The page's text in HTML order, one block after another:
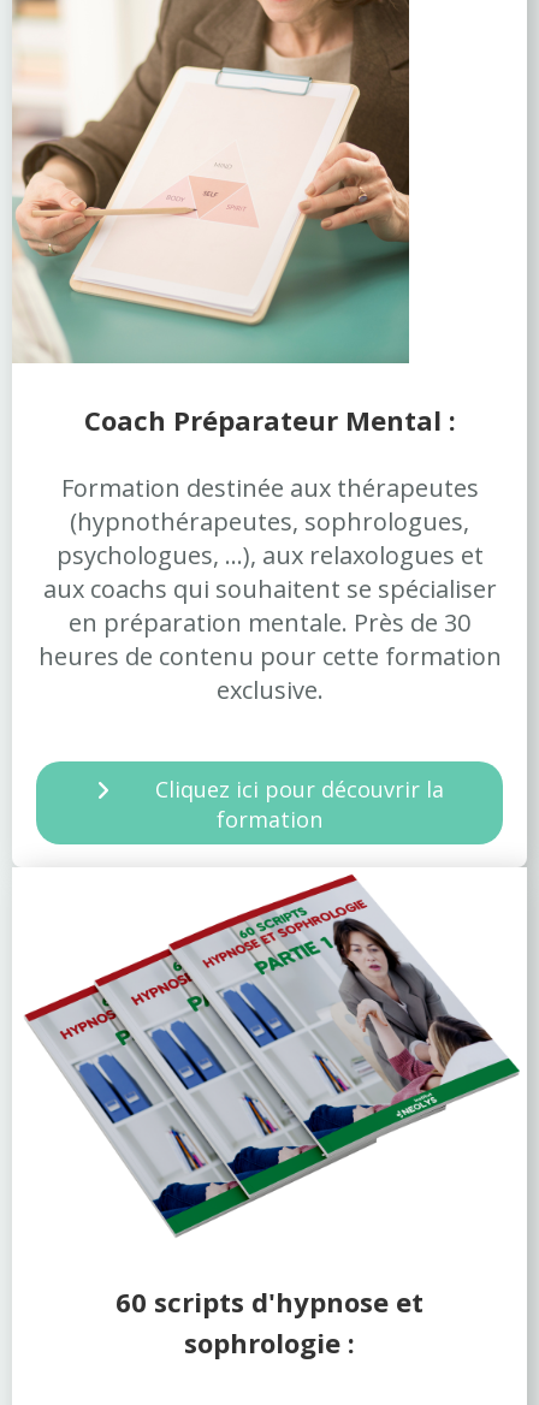
Coach Préparateur Mental :
Formation destinée aux thérapeutes
(hypnothérapeutes, sophrologues,
psychologues, ...), aux relaxologues et
aux coachs qui souhaitent se spécialiser
en préparation mentale. Près de 30
heures de contenu pour cette formation
exclusive.
Cliquez ici pour découvrir la
formation
60 scripts d'hypnose et
sophrologie :